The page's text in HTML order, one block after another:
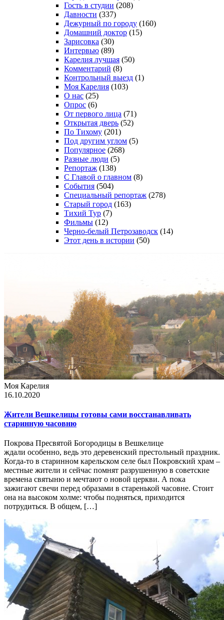
Гость в студии (208)
Давности (337)
Дежурный по городу (160)
Домашний доктор (15)
Зарисовка (30)
Интервью (89)
Карелия лучшая (50)
Комментарий (8)
Контрольный выезд (1)
Моя Карелия (103)
О нас (25)
Опрос (6)
От первого лица (71)
Открытая дверь (52)
По Тихому (201)
Под другим углом (5)
Популярное (268)
Разные люди (5)
Репортаж (138)
С Главой о главном (8)
События (504)
Специальный репортаж (278)
Старый город (163)
Тихий Тур (7)
Фильмы (12)
Черно-белый Петрозаводск (14)
Этот день в истории (50)
Моя Карелия
16.10.2020
Жители Вешкелицы готовы сами восстанавливать
старинную часовню
Покрова Пресвятой Богородицы в Вешкелице
ждали особенно, ведь это деревенский престольный праздник.
Когда-то в старинном карельском селе был Покровский храм –
местные жители и сейчас помнят разрушенную в советские
времена святыню и мечтают о новой церкви. А пока
зажигают свечи перед образами в старенькой часовне. Стоит
она на высоком холме: чтобы подняться, приходится
потрудиться. В общем, […]